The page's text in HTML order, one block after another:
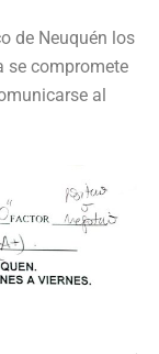
de Neuquén los
se compromete
al